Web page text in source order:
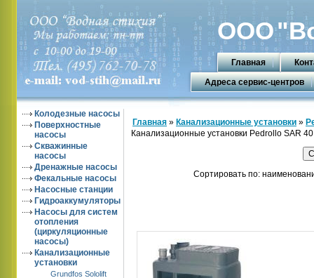
ООО
Главная
Адреса сервис-центров
Колодезные насосы
Поверхностные
насосы
Скважинные
насосы
Дренажные насосы
Фекальные насосы
Насосные станции
Гидроаккумуляторы
Насосы для систем
отопления
(циркуляционные
насосы)
Канализационные
установки
Grundfos Sololift
Главная » Канализационные установки »
Канализационные установки Pedrollo SAR 40
Сортировать по: